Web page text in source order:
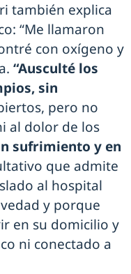
también explica
“Me llamaron
con oxígeno y
“Ausculté los
sin
pero no
al dolor de los
sufrimiento y en
que admite
al hospital
y porque
en su domicilio y
ni conectado a